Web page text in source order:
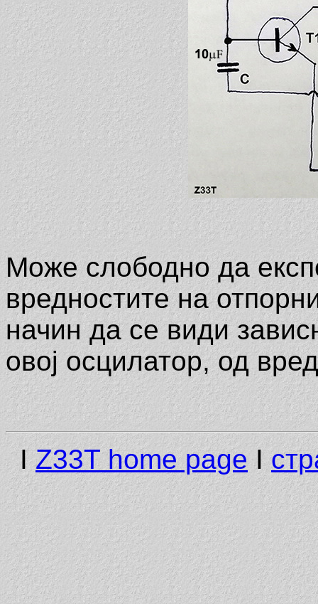
Мoже слободно да
вредностите на
начин да се види
овој осцилатор, од
IZ33T home page I